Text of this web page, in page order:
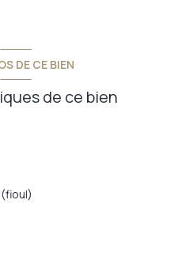
DE CE BIEN
de ce bien